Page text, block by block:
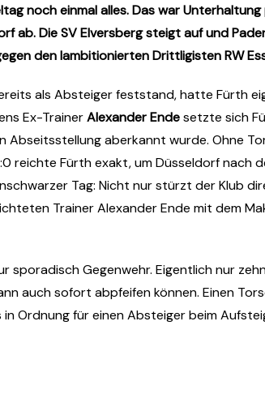
noch einmal alles. Das war
ab. Die SV Elversberg steigt auf und
den lambitionierten Drittligisten RW
als Absteiger feststand, hatte Fürth
Ex-TrainerAlexander Endesetzte sich
Abseitsstellung aberkannt wurde. Ohne
reichte Fürth exakt, um Düsseldorf nach
Tag: Nicht nur stürzt der Klub
Trainer Alexander Ende mit dem
sporadisch Gegenwehr. Eigentlich nur
auch sofort abpfeifen können. Einen
Ordnung für einen Absteiger beim